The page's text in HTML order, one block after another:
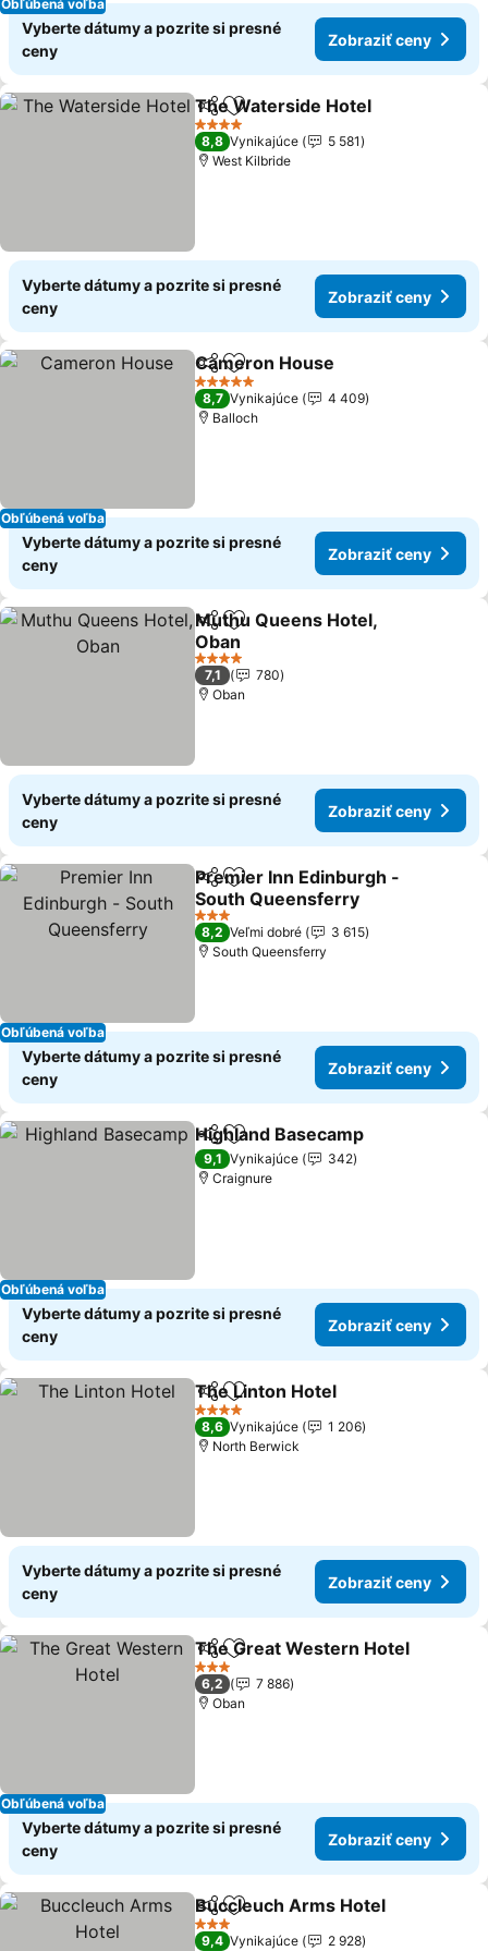
Obľúbená voľba
Vyberte dátumy a pozrite si presné
ceny
Zobraziť ceny
ZdieľaťPridať do obľúbených
The Waterside Hotel
4 Počet hviezdičiek
8,8 Vynikajúce
5 581
West Kilbride
Vyberte dátumy a pozrite si presné
ceny
Zobraziť ceny
Obľúbená voľba
ZdieľaťPridať do obľúbených
Cameron House
5 Počet hviezdičiek
8,7 Vynikajúce
4 409
Balloch
Vyberte dátumy a pozrite si presné
ceny
Zobraziť ceny
ZdieľaťPridať do obľúbených
Muthu Queens Hotel,
Oban
4 Počet hviezdičiek
7,1
780
Oban
Vyberte dátumy a pozrite si presné
ceny
Zobraziť ceny
Obľúbená voľba
ZdieľaťPridať do obľúbených
Premier Inn Edinburgh -
South Queensferry
3 Počet hviezdičiek
8,2 Veľmi dobré
3 615
South Queensferry
Vyberte dátumy a pozrite si presné
ceny
Zobraziť ceny
Obľúbená voľba
ZdieľaťPridať do obľúbených
Highland Basecamp
9,1 Vynikajúce
342
Craignure
Vyberte dátumy a pozrite si presné
ceny
Zobraziť ceny
ZdieľaťPridať do obľúbených
The Linton Hotel
4 Počet hviezdičiek
8,6 Vynikajúce
1 206
North Berwick
Vyberte dátumy a pozrite si presné
ceny
Zobraziť ceny
Obľúbená voľba
ZdieľaťPridať do obľúbených
The Great Western Hotel
3 Počet hviezdičiek
6,2
7 886
Oban
Vyberte dátumy a pozrite si presné
ceny
Zobraziť ceny
ZdieľaťPridať do obľúbených
Buccleuch Arms Hotel
3 Počet hviezdičiek
9,4 Vynikajúce
2 928